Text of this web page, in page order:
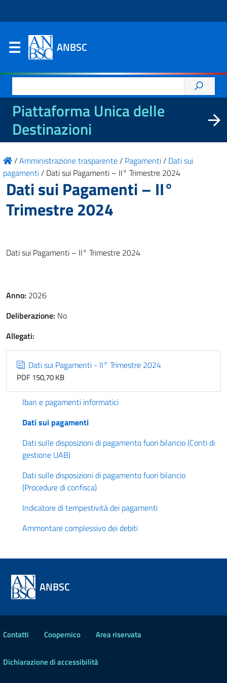
ANBSC
per:
Piattaforma Unica delle
Destinazioni
/Amministrazione trasparente/ Pagamenti/ Dati sui
pagamenti/ Dati sui Pagamenti – II° Trimestre 2024
Dati sui Pagamenti – II°
Trimestre 2024
Dati sui Pagamenti – II° Trimestre 2024
Anno: 2026
Deliberazione: No
Allegati:
Dati sui Pagamenti - II° Trimestre 2024
PDF 150,70 KB
Iban e pagamenti informatici
Dati sui pagamenti
Dati sulle disposizioni di pagamento fuori bilancio (Conti di
gestione UAB)
Dati sulle disposizioni di pagamento fuori bilancio
(Procedure di confisca)
Indicatore di tempestività dei pagamenti
Ammontare complessivo dei debiti
ANBSC
Contatti Coopernico Area riservata
Dichiarazione di accessibilità